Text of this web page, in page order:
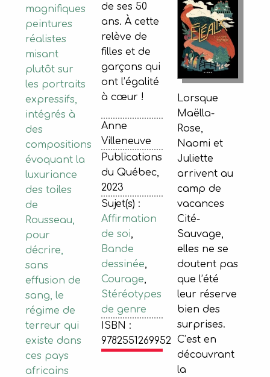
magnifiques
peintures
réalistes
misant
plutôt sur
les portraits
expressifs,
intégrés à
des
compositions
évoquant la
luxuriance
des toiles
de
Rousseau,
pour
décrire,
sans
effusion de
sang, le
régime de
terreur qui
existe dans
ces pays
africains
de ses 50
ans. À cette
relève de
filles et de
garçons qui
ont l’égalité
à cœur !
Anne
Villeneuve
Publications
du Québec,
2023
Sujet(s) :
Affirmation
de soi,
Bande
dessinée,
Courage,
Stéréotypes
de genre
ISBN :
9782551269952
Lorsque
Maëlla-
Rose,
Naomi et
Juliette
arrivent au
camp de
vacances
Cité-
Sauvage,
elles ne se
doutent pas
que l’été
leur réserve
bien des
surprises.
C’est en
découvrant
la